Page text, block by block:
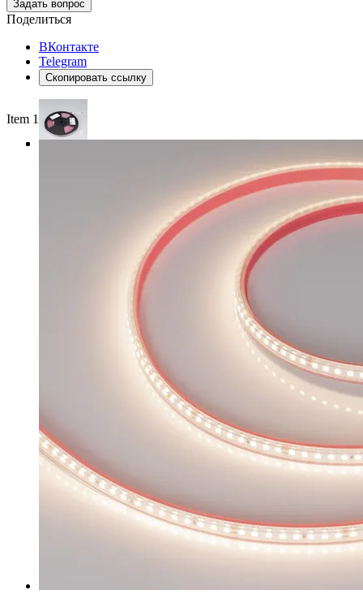
Задать вопрос
Поделиться
ВКонтакте
Telegram
Скопировать ссылку
Item 1 of 3